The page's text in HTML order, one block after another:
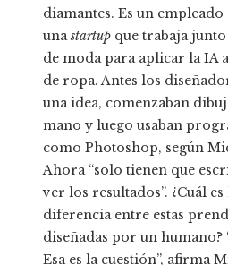
diamantes. Es un
una startup que trabaja junto
de moda para aplicar la IA
de ropa. Antes los
una idea, comenzaban
mano y luego usaban
como Photoshop, según
Ahora “solo tienen que
ver los resultados”. ¿Cuál es
diferencia entre estas
diseñadas por un humano?
Esa es la cuestión”, afirma